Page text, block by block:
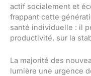
actif socialement et
frappant cette
santé individuelle : il
productivité, sur la
La majorité des
lumière une urgence